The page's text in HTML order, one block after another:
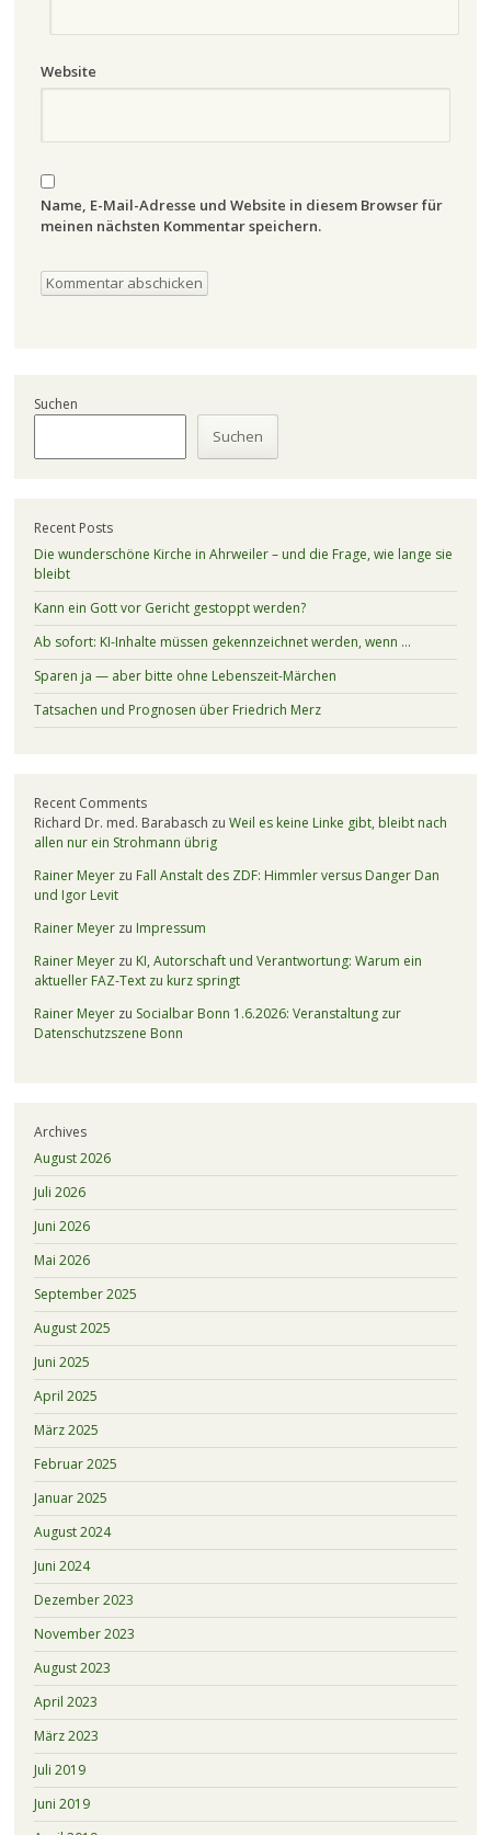
Website
Name, E-Mail-Adresse und Website in diesem Browser für
meinen nächsten Kommentar speichern.
Suchen
Suchen
Recent Posts
Die wunderschöne Kirche in Ahrweiler – und die Frage, wie lange sie
bleibt
Kann ein Gott vor Gericht gestoppt werden?
Ab sofort: KI-Inhalte müssen gekennzeichnet werden, wenn …
Sparen ja — aber bitte ohne Lebenszeit-Märchen
Tatsachen und Prognosen über Friedrich Merz
Recent Comments
Richard Dr. med. Barabasch zu Weil es keine Linke gibt, bleibt nach
allen nur ein Strohmann übrig
Rainer Meyerzu Fall Anstalt des ZDF: Himmler versus Danger Dan
und Igor Levit
Rainer Meyerzu Impressum
Rainer Meyerzu KI, Autorschaft und Verantwortung: Warum ein
aktueller FAZ-Text zu kurz springt
Rainer Meyerzu Socialbar Bonn 1.6.2026: Veranstaltung zur
Datenschutzszene Bonn
Archives
August 2026
Juli 2026
Juni 2026
Mai 2026
September 2025
August 2025
Juni 2025
April 2025
März 2025
Februar 2025
Januar 2025
August 2024
Juni 2024
Dezember 2023
November 2023
August 2023
April 2023
März 2023
Juli 2019
Juni 2019